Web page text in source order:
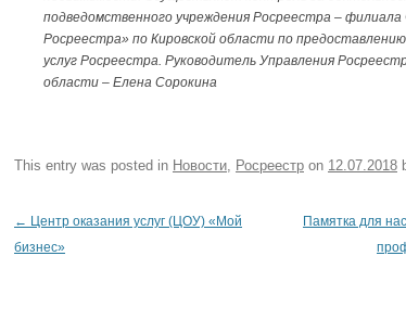
подведомственного учреждения Росреестра –
Росреестра» по Кировской области по
услуг Росреестра. Руководитель Управления
области – Елена Сорокина
This entry was posted in Новости, Росреестр on 12.07.2018
Post navigation
← Центр оказания услуг (ЦОУ) «Мой
бизнес»
Памятка для